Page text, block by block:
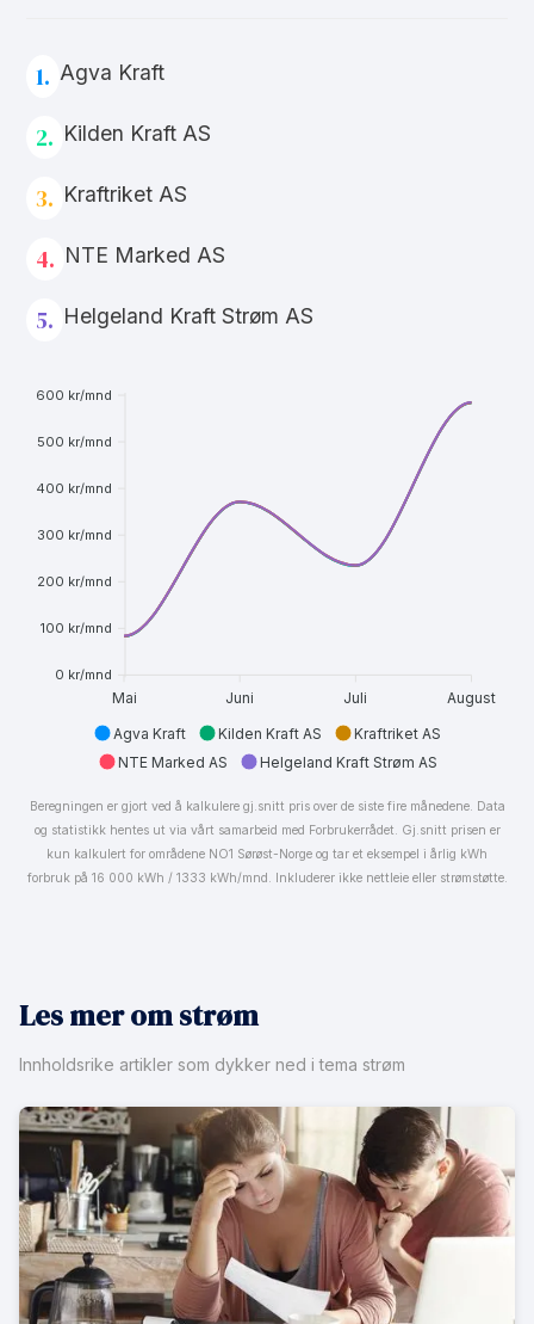
1. Agva Kraft
2. Kilden Kraft AS
3. Kraftriket AS
4. NTE Marked AS
5. Helgeland Kraft Strøm AS
600 kr/mnd
500 kr/mnd
400 kr/mnd
300 kr/mnd
200 kr/mnd
100 kr/mnd
0 kr/mnd
Mai Juni Juli August
Agva Kraft Kilden Kraft AS
Kraftriket AS
NTE Marked AS
Helgeland Kraft Strøm AS
Beregningen er gjort ved å kalkulere gj.snitt pris over de siste fire månedene. Data
og statistikk hentes ut via vårt samarbeid med Forbrukerrådet. Gj.snitt prisen er
kun kalkulert for områdene NO1 Sørøst-Norge og tar et eksempel i årlig kWh
forbruk på 16 000 kWh / 1333 kWh/mnd. Inkluderer ikke nettleie eller strømstøtte.
Les mer om strøm
Innholdsrike artikler som dykker ned i tema strøm